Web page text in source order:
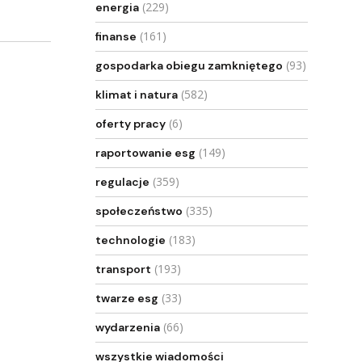
energia (229)
finanse (161)
gospodarka obiegu zamkniętego (93)
klimat i natura (582)
oferty pracy (6)
raportowanie esg (149)
regulacje (359)
społeczeństwo (335)
technologie (183)
transport (193)
twarze esg (33)
wydarzenia (66)
wszystkie wiadomości